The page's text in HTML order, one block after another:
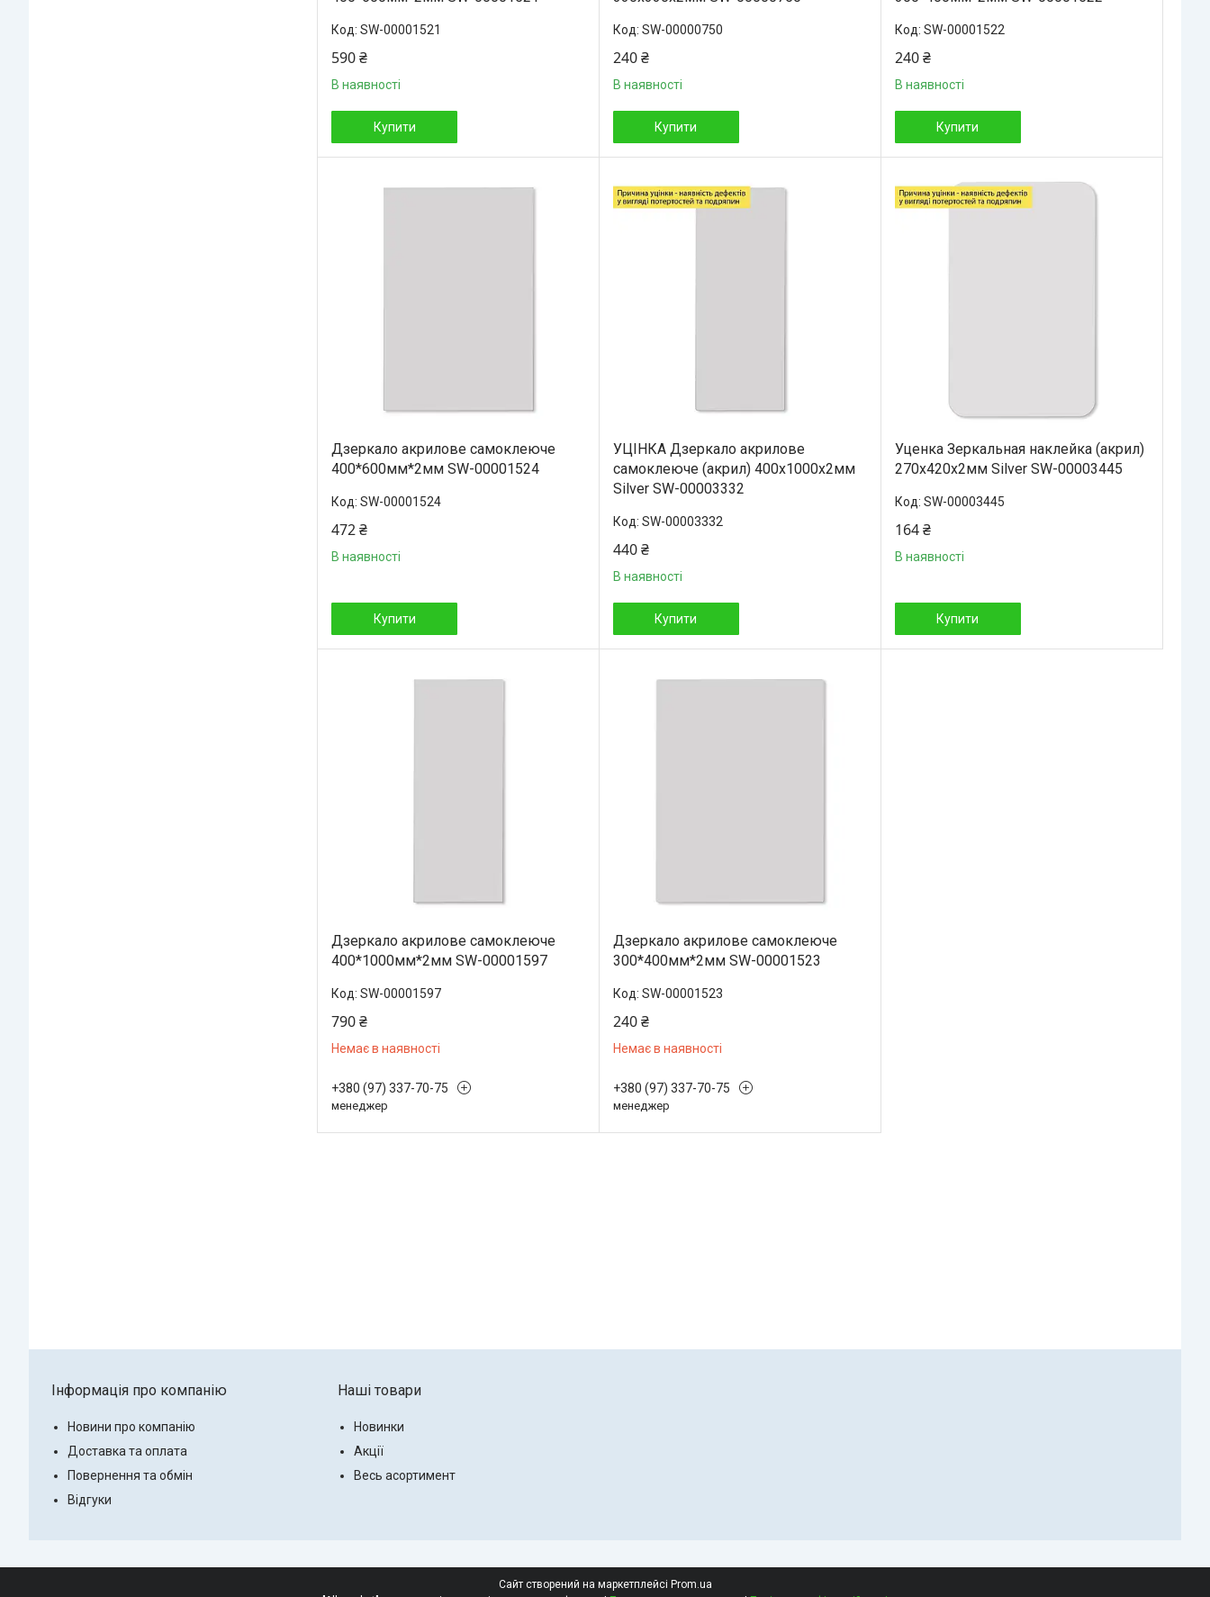
SW-00001521
590 ₴
В наявності
Купити
SW-00000750
240 ₴
В наявності
Купити
SW-00001522
240 ₴
В наявності
Купити
Дзеркало акрилове самоклеюче
400*600мм*2мм SW-00001524
SW-00001524
472 ₴
В наявності
Купити
УЦІНКА Дзеркало акрилове
самоклеюче (акрил) 400х1000х2мм
Silver SW-00003332
SW-00003332
440 ₴
В наявності
Купити
Уценка Зеркальная наклейка (акрил)
270х420х2мм Silver SW-00003445
SW-00003445
164 ₴
В наявності
Купити
Дзеркало акрилове самоклеюче
400*1000мм*2мм SW-00001597
SW-00001597
790 ₴
Немає в наявності
+380 (97) 337-70-75
менеджер
Дзеркало акрилове самоклеюче
300*400мм*2мм SW-00001523
SW-00001523
240 ₴
Немає в наявності
+380 (97) 337-70-75
менеджер
Інформація про компанію
Новини про компанію
Доставка та оплата
Повернення та обмін
Відгуки
Наші товари
Новинки
Акції
Весь асортимент
Сайт створений на маркетплейсі Prom.ua